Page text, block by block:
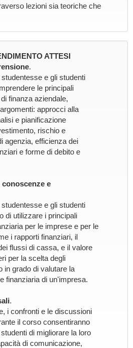
lezioni sia teoriche che
ATTESI
.
e gli studenti
le principali
finanza aziendale,
approcci alla
e pianificazione
rischio e
agenzia, efficienza dei
e forme di debito e
e
e gli studenti
di utilizzare i principali
per le imprese e per le
i rapporti finanziari, il
flussi di cassa, e il valore
per la scelta degli
in grado di valutare la
finanziaria di un'impresa.
.
i confronti e le discussioni
il corso consentiranno
di migliorare la loro
di comunicazione,